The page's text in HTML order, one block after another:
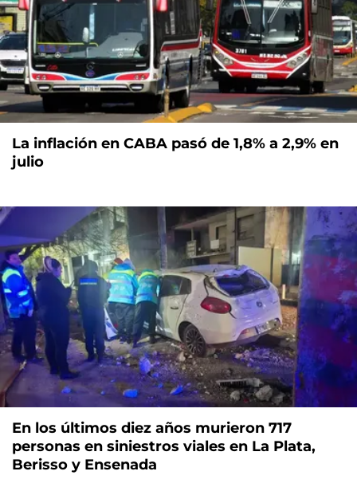
La inflación en CABA pasó de 1,8% a 2,9% en
julio
En los últimos diez años murieron 717
personas en siniestros viales en La Plata,
Berisso y Ensenada